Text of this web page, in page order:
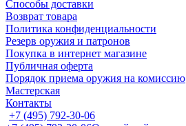
Способы доставки
Возврат товара
Политика конфиденциальности
Резерв оружия и патронов
Покупка в интернет магазине
Публичная оферта
Порядок приема оружия на комиссию
Мастерская
Контакты
+7 (495) 792-30-06